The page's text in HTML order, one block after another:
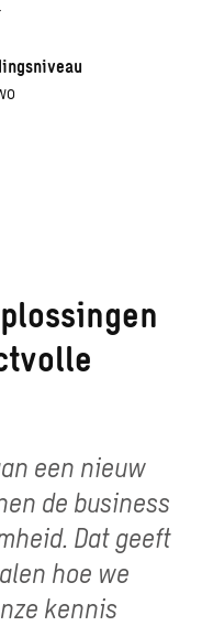
een nieuw
de business
Dat geeft
hoe we
kennis